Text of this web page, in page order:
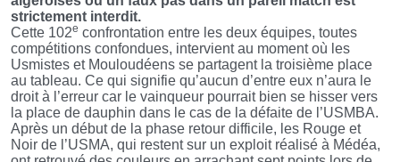
strictement interdit.
Cette 102e confrontation entre les deux équipes, toutes
compétitions confondues, intervient au moment où les
Usmistes et Mouloudéens se partagent la troisième place
au tableau. Ce qui signifie qu’aucun d’entre eux n’aura le
droit à l’erreur car le vainqueur pourrait bien se hisser vers
la place de dauphin dans le cas de la défaite de l’USMBA.
Après un début de la phase retour difficile, les Rouge et
Noir de l’USMA, qui restent sur un exploit réalisé à Médéa,